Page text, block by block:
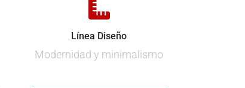
Línea Diseño
Modernidad y minimalismo